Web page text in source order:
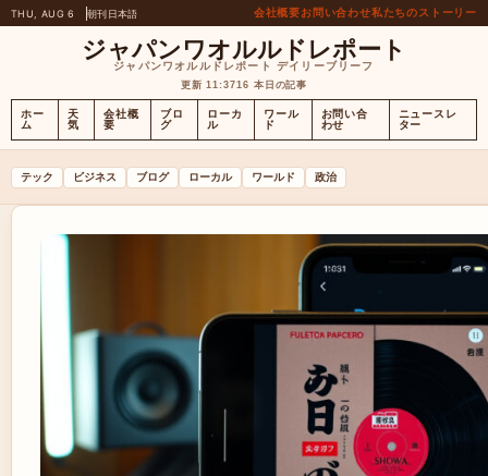
THU, AUG 6 朝刊日本語 会社概要お問い合わせ私たちのストーリー
ジャパンワオルルドレポート
ジャパンワオルルドレポート デイリーブリーフ
更新 11:3716 本日の記事
ホー
ム
天
気
会社概
要
ブロ
グ
ローカ
ル
ワール
ド
お問い合
わせ
ニュースレ
ター
テック ビジネス ブログ ローカル ワールド 政治